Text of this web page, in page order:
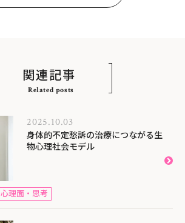
関連記事
Related posts
2025.10.03
身体的不定愁訴の治療につながる生
物心理社会モデル
心理面・思考